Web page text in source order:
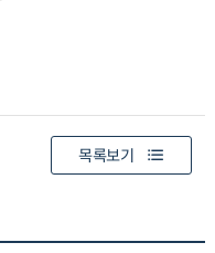
목록보기